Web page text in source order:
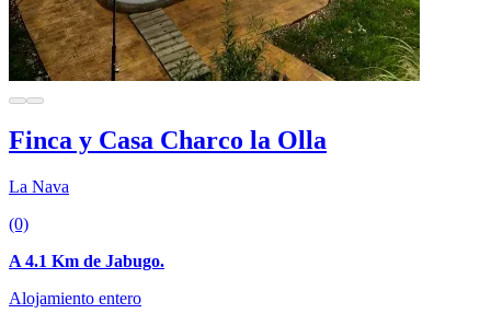
Finca y Casa Charco la Olla
La Nava
(0)
A 4.1 Km de Jabugo.
Alojamiento entero